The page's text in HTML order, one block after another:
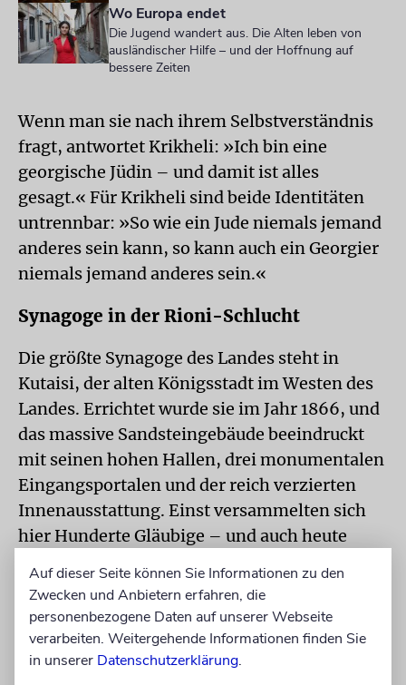
Wo Europa endet
Die Jugend wandert aus. Die Alten leben von
ausländischer Hilfe – und der Hoffnung auf
bessere Zeiten
Wenn man sie nach ihrem Selbstverständnis
fragt, antwortet Krikheli: »Ich bin eine
georgische Jüdin – und damit ist alles
gesagt.« Für Krikheli sind beide Identitäten
untrennbar: »So wie ein Jude niemals jemand
anderes sein kann, so kann auch ein Georgier
niemals jemand anderes sein.«
Synagoge in der Rioni-Schlucht
Die größte Synagoge des Landes steht in
Kutaisi, der alten Königsstadt im Westen des
Landes. Errichtet wurde sie im Jahr 1866, und
das massive Sandsteingebäude beeindruckt
mit seinen hohen Hallen, drei monumentalen
Eingangsportalen und der reich verzierten
Innenausstattung. Einst versammelten sich
hier Hunderte Gläubige – und auch heute
jüdischen Lebens in der Region. In Kutaisi
existieren auch noch zwei kleinere
Synagogen.
Auf dieser Seite können Sie Informationen zu den
Zwecken und Anbietern erfahren, die
personenbezogene Daten auf unserer Webseite
verarbeiten. Weitergehende Informationen finden Sie
in unserer Datenschutzerklärung.